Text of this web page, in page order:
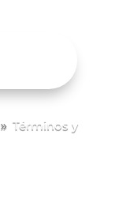
9 Términos y